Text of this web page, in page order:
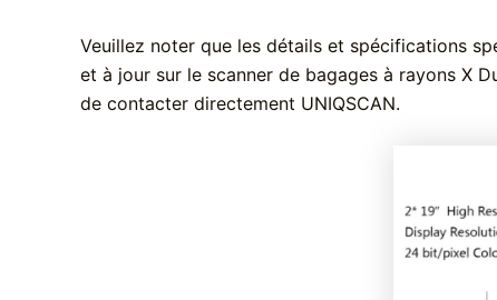
Veuillez noter que les détails et spécifications
et à jour sur le scanner de bagages à rayons X
de contacter directement UNIQSCAN.